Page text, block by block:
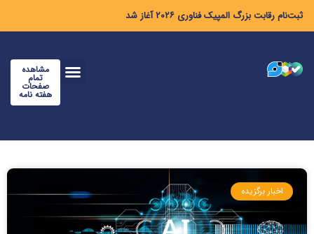
ثبت‌نام رقابت بزرگ المپیک فناوری ۲۰۲۶ آغاز شد
مشاهده
تمام
صفحات
هفته نامه
اخبار برگزیده